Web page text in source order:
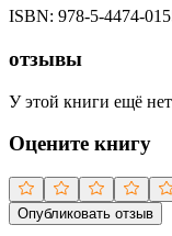
ISBN: 978-5-4474-
отзывы
У этой книги ещё
Оцените книгу
Опубликовать отзыв